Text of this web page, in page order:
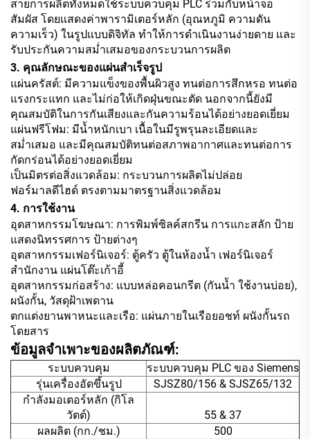
สายการผลิตทั้งหมดใช้ระบบควบคุม PLC ร่วมกับหน้าจอ
สัมผัส โดยแสดงค่าพารามิเตอร์หลัก (อุณหภูมิ ความดัน
ความเร็ว) ในรูปแบบดิจิทัล ทำให้การดำเนินงานง่ายดาย และ
รับประกันความสม่ำเสมอของกระบวนการผลิต
3. คุณลักษณะของแผ่นสำเร็จรูป
แผ่นครัสต์: มีความแข็งของพื้นผิวสูง ทนต่อการสึกหรอ ทนต่อ
แรงกระแทก และไม่ก่อให้เกิดฝุ่นขณะตัด นอกจากนี้ยังมี
คุณสมบัติในการกันเสียงและกันความร้อนได้อย่างยอดเยี่ยม
แผ่นฟรีโฟม: มีน้ำหนักเบา เนื้อในมีรูพรุนละเอียดและ
สม่ำเสมอ และมีคุณสมบัติทนต่อสภาพอากาศและทนต่อการ
กัดกร่อนได้อย่างยอดเยี่ยม
เป็นมิตรต่อสิ่งแวดล้อม: กระบวนการผลิตไม่ปล่อย
ฟอร์มาลดีไฮด์ ตรงตามมาตรฐานสิ่งแวดล้อม
4. การใช้งาน
อุตสาหกรรมโฆษณา: การพิมพ์ซิลค์สกรีน การแกะสลัก ป้าย
แสดงนิทรรศการ ป้ายต่างๆ
อุตสาหกรรมเฟอร์นิเจอร์: ตู้ครัว ตู้ในห้องน้ำ เฟอร์นิเจอร์
สำนักงาน แผ่นโต๊ะเก้าอี้
อุตสาหกรรมก่อสร้าง: แบบหล่อคอนกรีต (กันน้ำ ใช้งานบ่อย),
ผนังกั้น, วัสดุฝ้าเพดาน
ตกแต่งยานพาหนะและเรือ: แผ่นภายในเรือยอชท์ ผนังกั้นรถ
โดยสาร
ข้อมูลจำเพาะของผลิตภัณฑ์:
ระบบควบคุม
ระบบควบคุม PLC ของ Siemens
รุ่นเครื่องอัดขึ้นรูป
SJSZ80/156 & SJSZ65/132
กำลังมอเตอร์หลัก (กิโล
วัตต์)
55 & 37
ผลผลิต (กก./ชม.)
500